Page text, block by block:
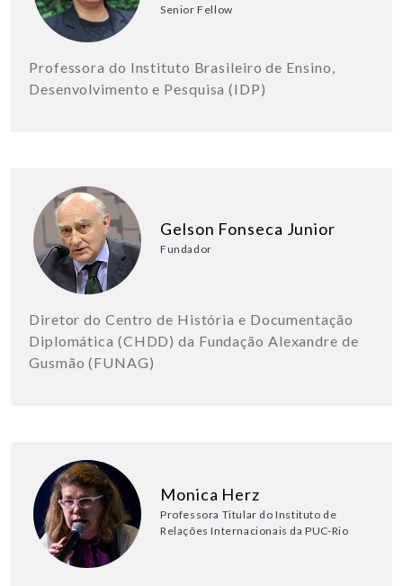
Senior Fellow
Professora do Instituto Brasileiro de Ensino,
Desenvolvimento e Pesquisa (IDP)
Gelson Fonseca Junior
Fundador
Diretor do Centro de História e Documentação
Diplomática (CHDD) da Fundação Alexandre de
Gusmão (FUNAG)
Monica Herz
Professora Titular do Instituto de
Relações Internacionais da PUC-Rio